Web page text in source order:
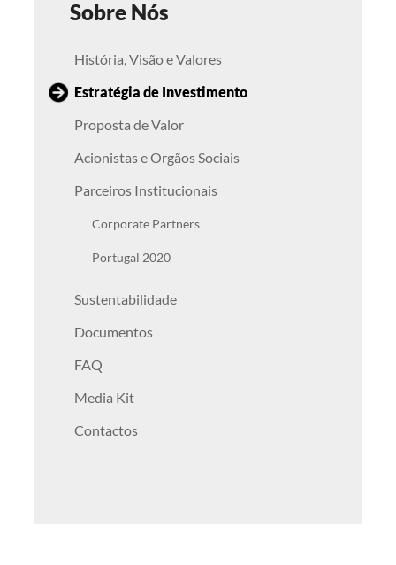
Sobre Nós
História, Visão e Valores
Estratégia de Investimento
Proposta de Valor
Acionistas e Orgãos Sociais
Parceiros Institucionais
Corporate Partners
Portugal 2020
Sustentabilidade
Documentos
FAQ
Media Kit
Contactos